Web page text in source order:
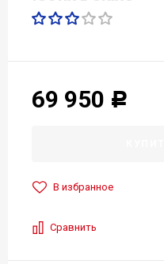
69 950 Р
В избранное
Сравнить